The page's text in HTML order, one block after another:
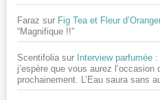
Faraz sur Fig Tea et Fleur
“Magnifique !!”
Scentifolia sur Interview parfumée
j’espère que vous aurez
prochainement. L’Eau saura sans